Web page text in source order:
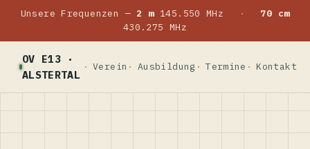
Unsere Frequenzen — 2 m145.550 MHz ·
70 cm
430.275 MHz
OV E13 ·
ALSTERTAL
Verein Ausbildung Termine Kontakt